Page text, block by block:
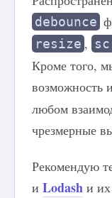
debounce
resize ,
Кроме того,
возможность
любом
чрезмерные
Рекомендую
и Lodash и